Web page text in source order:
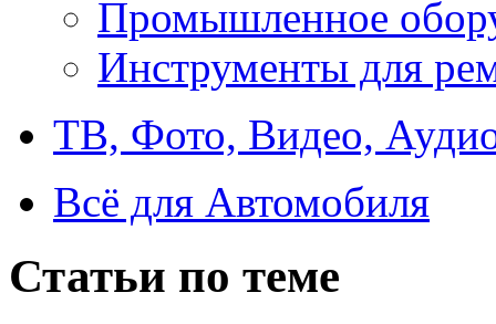
Промышленное
Инструменты для
ТВ, Фото, Видео,
Всё для Автомобиля
Статьи по теме